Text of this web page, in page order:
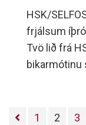
HSK/
frjálsum
Tvö lið frá
bikarmótinu
1
2 3